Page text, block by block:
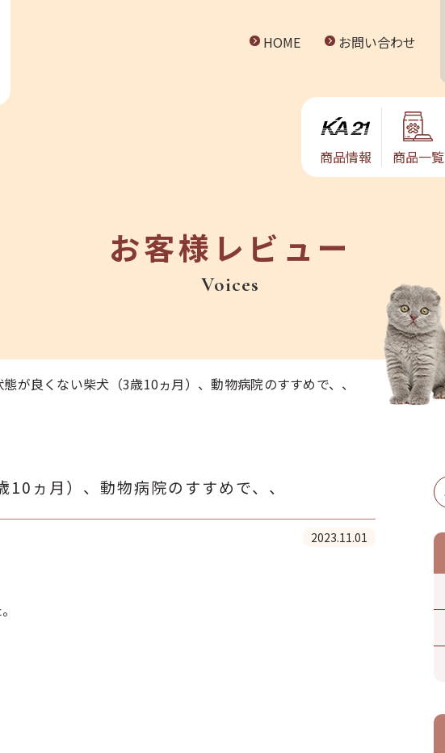
HOME お問い合わせ
商品情報 商品⼀覧
お客様レビュー
Voices
が良くない柴犬（3歳10ヵ月）、動物病院のすすめで、、
ヵ月）、動物病院のすすめで、、
2023.11.01